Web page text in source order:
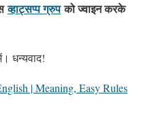
व्हाट्सप्प ग्रुपको ज्वाइन करके
धन्यवाद!
| Meaning, Easy Rules